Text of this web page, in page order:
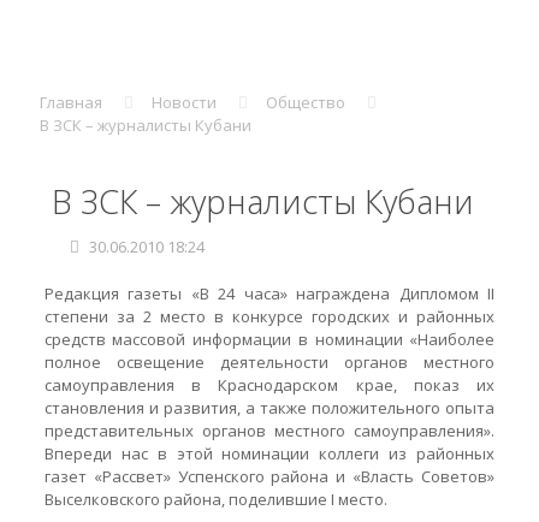
Главная Новости
Общество
В ЗСК – журналисты Кубани
В ЗСК – журналисты Кубани
30.06.2010 18:24
Редакция газеты «В 24 часа» награждена Дипломом II
степени за 2 место в конкурсе городских и районных
средств массовой информации в номинации «Наиболее
полное освещение деятельности органов местного
самоуправления в Краснодарском крае, показ их
становления и развития, а также положительного опыта
представительных органов местного самоуправления».
Впереди нас в этой номинации коллеги из районных
газет «Рассвет» Успенского района и «Власть Советов»
Выселковского района, поделившие I место.